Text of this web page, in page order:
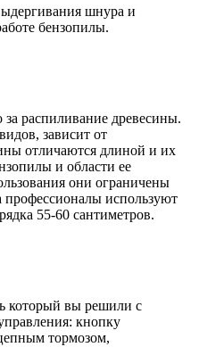
шнура и
бензопилы.
распиливание древесины.
зависит от
отличаются длиной и их
и области ее
они ограничены
профессионалы используют
55-60 сантиметров.
который вы решили с
кнопку
тормозом,